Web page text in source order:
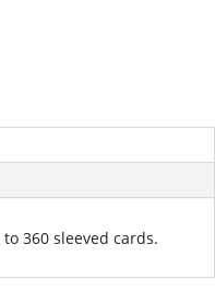
360 sleeved cards.